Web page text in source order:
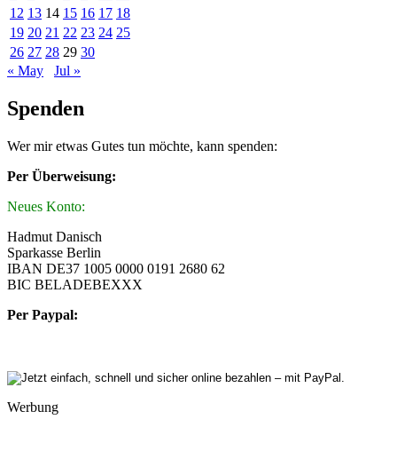
12 13 14 15 16 17 18
19 20 21 22 23 24 25
26 27 28 29 30
« May
Jul »
Spenden
Wer mir etwas Gutes tun möchte, kann spenden:
Per Überweisung:
Neues Konto:
Hadmut Danisch
Sparkasse Berlin
IBAN DE37 1005 0000 0191 2680 62
BIC BELADEBEXXX
Per Paypal:
Werbung